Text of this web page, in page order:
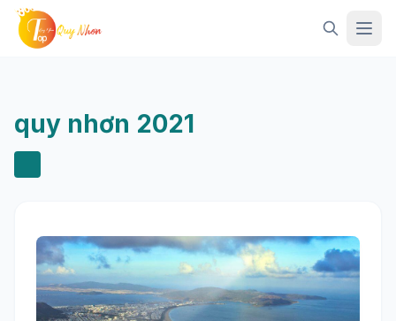
Mở
quy nhơn 2021